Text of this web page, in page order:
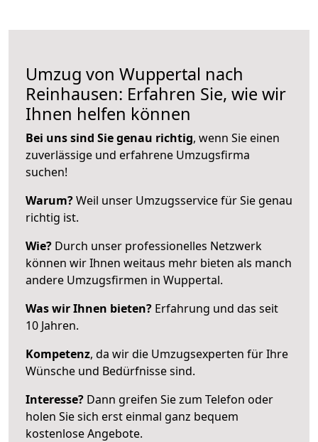
Umzug von Wuppertal nach
Reinhausen: Erfahren Sie, wie wir
Ihnen helfen können
Bei uns sind Sie genau richtig, wenn Sie einen
zuverlässige und erfahrene Umzugsfirma
suchen!
Warum?Weil unser Umzugsservice für Sie genau
richtig ist.
Wie? Durch unser professionelles Netzwerk
können wir Ihnen weitaus mehr bieten als manch
andere Umzugsfirmen in Wuppertal.
Was wir Ihnen bieten? Erfahrung und das seit
10 Jahren.
Kompetenz, da wir die Umzugsexperten für Ihre
Wünsche und Bedürfnisse sind.
Interesse? Dann greifen Sie zum Telefon oder
holen Sie sich erst einmal ganz bequem
kostenlose Angebote.